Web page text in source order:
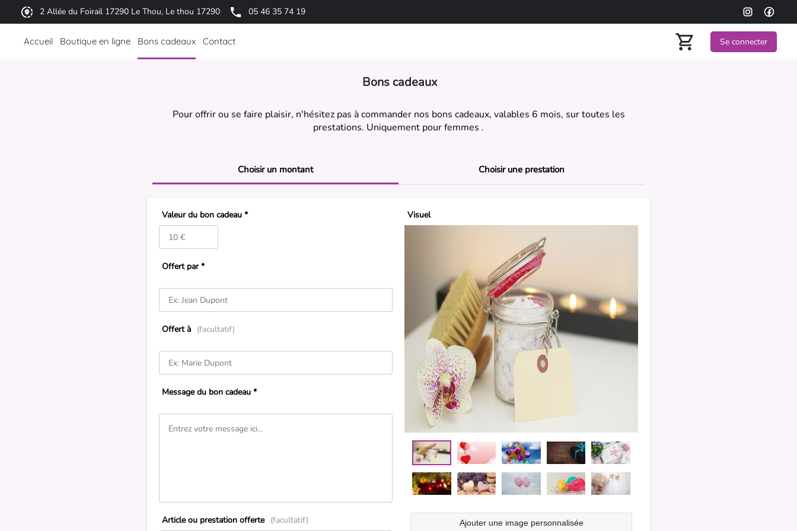
2 Allée du Foirail 17290 Le Thou, Le thou 17290 05 46 35 74 19
Accueil Boutique en ligne Bons cadeaux Contact Se connecter
Bons cadeaux
Pour offrir ou se faire plaisir, n'hésitez pas à commander nos bons cadeaux, valables 6 mois, sur toutes les
prestations. Uniquement pour femmes .
Choisir un montant Choisir une prestation
Valeur du bon cadeau *
Offert par *
Offert à (facultatif)
Message du bon cadeau *
Article ou prestation offerte (facultatif)
Visuel
Ajouter une image personnalisée